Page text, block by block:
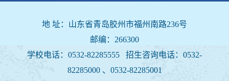
地 址：山东省青岛胶州市福州南路236号
邮编：266300
学校电话：0532-82285555 招生咨询电话： 0532-
82285000 、0532-82285001